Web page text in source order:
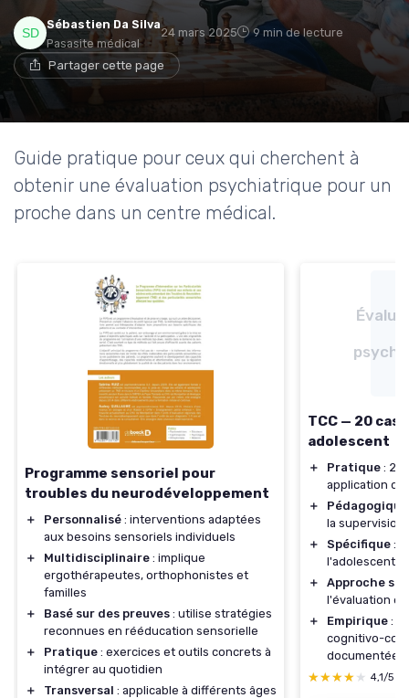
Sébastien Da Silva
Pasasite médical
24 mars 2025 9 min de lecture
Partager cette page
Guide pratique pour ceux qui cherchent à
obtenir une évaluation psychiatrique pour un
proche dans un centre médical.
Programme sensoriel pour
troubles du neurodéveloppement
＋ Personnalisé : interventions adaptées
aux besoins sensoriels individuels
＋
Multidisciplinaire : implique
ergothérapeutes, orthophonistes et
familles
＋
Basé sur des preuves : utilise stratégies
reconnues en rééducation sensorielle
＋
Pratique : exercices et outils concrets à
intégrer au quotidien
＋
Transversal : applicable à différents âges
TCC — 20
adolescent
＋ Pratique : 20
application
＋
Pédagogique
la supervision
＋
Spécifique :
l'adolescent
＋
Approche
l'évaluation
＋
Empirique :
cognitivo-
documentée
★★★★★
★★★★★ 4,1/5